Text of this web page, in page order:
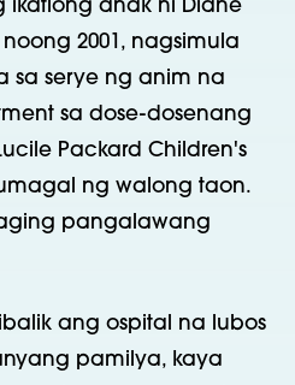
ikatlong anak ni Diane
2001, nagsimula
sa serye ng anim na
sa dose-dosenang
Packard Children's
ng walong taon.
pangalawang
ang ospital na lubos
pamilya, kaya